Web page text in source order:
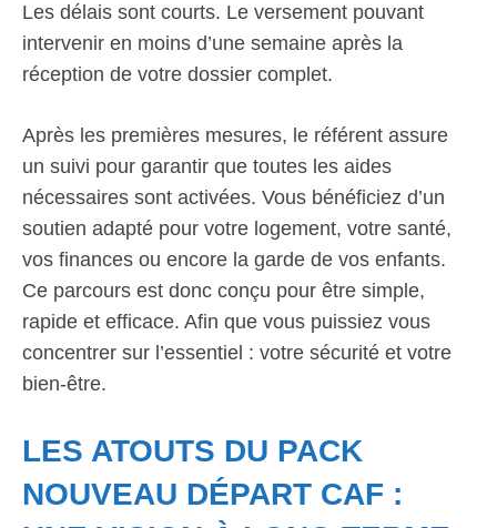
Les délais sont courts. Le versement pouvant
intervenir en moins d’une semaine après la
réception de votre dossier complet.
Après les premières mesures, le référent assure
un suivi pour garantir que toutes les aides
nécessaires sont activées. Vous bénéficiez d’un
soutien adapté pour votre logement, votre santé,
vos finances ou encore la garde de vos enfants.
Ce parcours est donc conçu pour être simple,
rapide et efficace. Afin que vous puissiez vous
concentrer sur l’essentiel : votre sécurité et votre
bien-être.
LES ATOUTS DU PACK
NOUVEAU DÉPART CAF :